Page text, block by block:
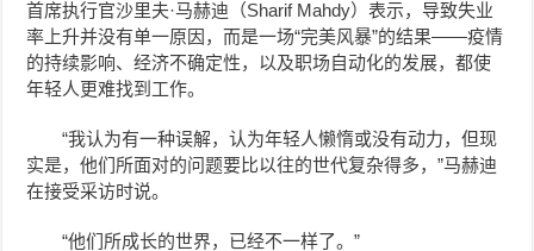
首席执行官沙里夫·马赫迪（Sharif Mahdy）表示，导致失业
率上升并没有单一原因，而是一场“完美风暴”的结果——疫情
的持续影响、经济不确定性，以及职场自动化的发展，都使
年轻人更难找到工作。
“我认为有一种误解，认为年轻人懒惰或没有动力，但现
实是，他们所面对的问题要比以往的世代复杂得多，”马赫迪
在接受采访时说。
“他们所成长的世界，已经不一样了。”